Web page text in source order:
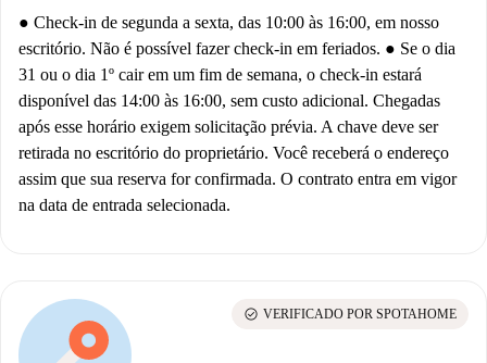
● Check-in de segunda a sexta, das 10:00 às 16:00, em nosso
escritório. Não é possível fazer check-in em feriados. ● Se o dia
31 ou o dia 1º cair em um fim de semana, o check-in estará
disponível das 14:00 às 16:00, sem custo adicional. Chegadas
após esse horário exigem solicitação prévia. A chave deve ser
retirada no escritório do proprietário. Você receberá o endereço
assim que sua reserva for confirmada. O contrato entra em vigor
na data de entrada selecionada.
check_circle VERIFICADO POR SPOTAHOME